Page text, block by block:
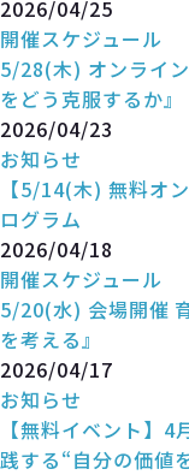
2026/04/25
開催スケジュール
5/28(木) オンライ
をどう克服するか』
2026/04/23
お知らせ
【5/14(木) 無料オ
ログラム
2026/04/18
開催スケジュール
5/20(水) 会場開催
を考える』
2026/04/17
お知らせ
【無料イベント】
践する“自分の価値